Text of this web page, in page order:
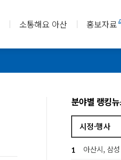
소통해요 아산 홍보자료
분야별 랭킹
시정·행사
1 아산시, 삼성 113조